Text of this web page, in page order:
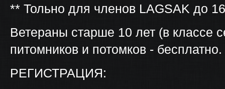
** Тольно для членов LAGSAK до
Ветераны старше 10 лет (в классе
питомников и потомков - бесплатно.
РЕГИСТРАЦИЯ: